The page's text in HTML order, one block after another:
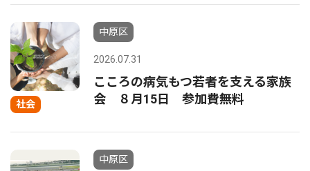
社会
中原区
2026.07.31
こころの病気もつ若者を支える家族
会 ８月15日 参加費無料
中原区